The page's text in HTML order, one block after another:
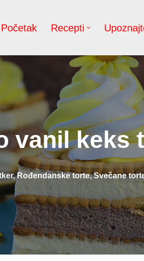
Početak Recepti
vanil keks
,Rođendanske torte,Svečane